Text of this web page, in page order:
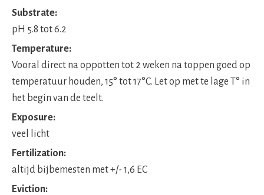
Substrate:
pH 5.8 tot 6.2
Temperature:
Vooral direct na oppotten tot 2 weken na toppen goed op
temperatuur houden, 15° tot 17°C. Let op met te lage T° in
het begin van de teelt.
Exposure:
veel licht
Fertilization:
altijd bijbemesten met +/- 1,6 EC
Eviction: